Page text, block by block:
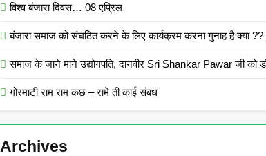
विश्व बंजारा दिवस… 08 एप्रिल
बंजारा समाज को संघठित करने के लिए कार्यक्रम करना गुनाह है
समाज के जाने माने उद्योगपति, दानवीर Sri Shankar Pawar जी को
गोरमाटी राम राम कछ – रामे ती काई संबंध
Archives